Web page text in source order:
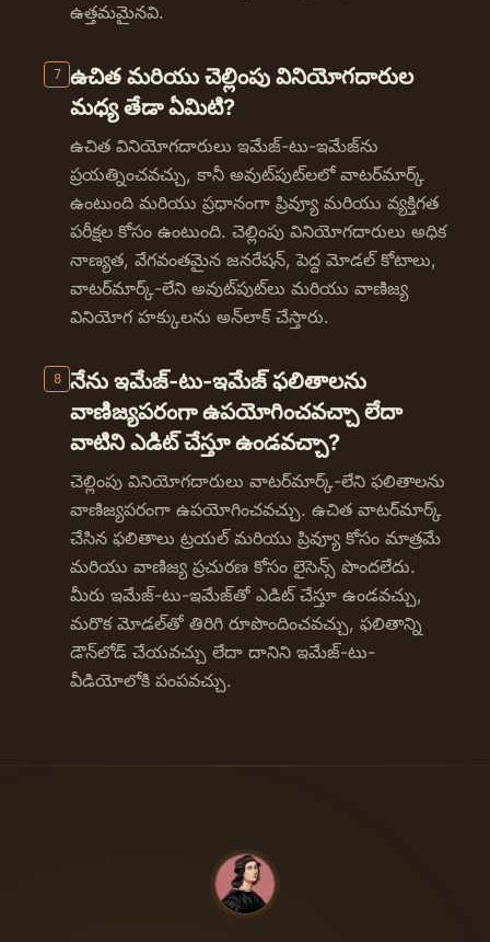
ఉత్తమమైనవి.
7
ఉచిత మరియు చెల్లింపు వినియోగదారుల
మధ్య తేడా ఏమిటి?
ఉచిత వినియోగదారులు ఇమేజ్-టు-ఇమేజ్‌ను
ప్రయత్నించవచ్చు, కానీ అవుట్‌పుట్‌లలో వాటర్‌మార్క్
ఉంటుంది మరియు ప్రధానంగా ప్రివ్యూ మరియు వ్యక్తిగత
పరీక్షల కోసం ఉంటుంది. చెల్లింపు వినియోగదారులు అధిక
నాణ్యత, వేగవంతమైన జనరేషన్, పెద్ద మోడల్ కోటాలు,
వాటర్‌మార్క్-లేని అవుట్‌పుట్‌లు మరియు వాణిజ్య
వినియోగ హక్కులను అన్‌లాక్ చేస్తారు.
8
నేను ఇమేజ్-టు-ఇమేజ్ ఫలితాలను
వాణిజ్యపరంగా ఉపయోగించవచ్చా లేదా
వాటిని ఎడిట్ చేస్తూ ఉండవచ్చా?
చెల్లింపు వినియోగదారులు వాటర్‌మార్క్-లేని ఫలితాలను
వాణిజ్యపరంగా ఉపయోగించవచ్చు. ఉచిత వాటర్‌మార్క్
చేసిన ఫలితాలు ట్రయల్ మరియు ప్రివ్యూ కోసం మాత్రమే
మరియు వాణిజ్య ప్రచురణ కోసం లైసెన్స్ పొందలేదు.
మీరు ఇమేజ్-టు-ఇమేజ్‌తో ఎడిట్ చేస్తూ ఉండవచ్చు,
మరొక మోడల్‌తో తిరిగి రూపొందించవచ్చు, ఫలితాన్ని
డౌన్‌లోడ్ చేయవచ్చు లేదా దానిని ఇమేజ్-టు-
వీడియోలోకి పంపవచ్చు.